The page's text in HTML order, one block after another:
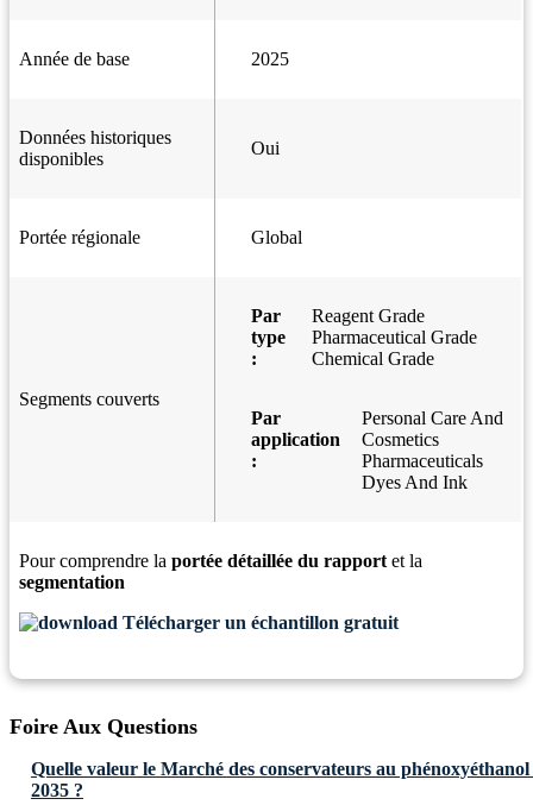
Année de base 2025
Données historiques
disponibles
Oui
Portée régionale Global
Segments couverts
Par
type
:
Reagent Grade
Pharmaceutical Grade
Chemical Grade
Par
application
:
Personal Care And
Cosmetics
Pharmaceuticals
Dyes And Ink
Pour comprendre la portée détaillée du rapport et la
segmentation
Télécharger un échantillon gratuit
Foire Aux Questions
Quelle valeur le Marché des conservateurs au
2035 ?